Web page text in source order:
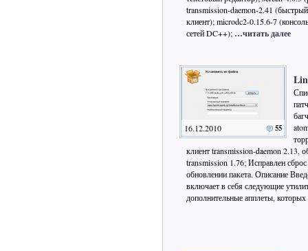
transmission-daemon-2.41
клиент); microdc2-0.15.6-7
сетей DC++); …читать далее
16.12.2010 55
клиент transmission-daemon
transmission 1.76; Исправлен
обновлении пакета. Описание
включает в себя следующие
дополнительные апплеты,